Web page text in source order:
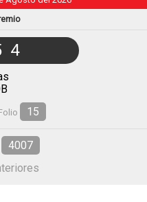
15
4007